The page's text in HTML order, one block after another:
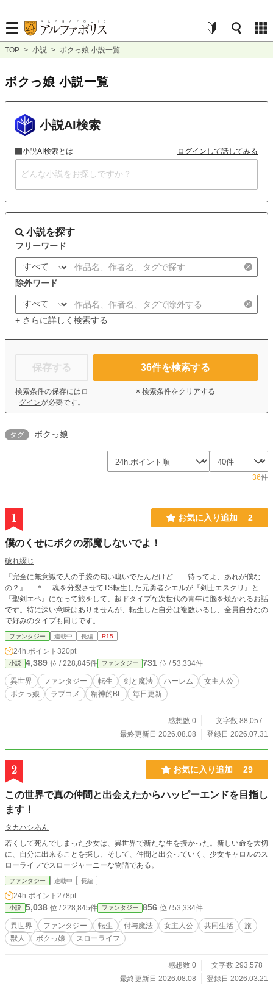
TOP > 小説 > ボクっ娘 小説一覧
ボクっ娘 小説一覧
小説AI検索
小説AI検索とは ログインして話してみる
小説を探す
フリーワード
除外ワード
+ さらに詳しく検索する
保存する
検索条件の保存には ロ
グインが必要です。
36件を検索する
× 検索条件をクリアする
タグ ボクっ娘
36件
1 お気に入り追加 2
僕のくせにボクの邪魔しないでよ！
破れ綴じ
『完全に無意識で人の手袋の匂い嗅いでたんだけど……待ってよ、あれが僕な
の？』 ＊ 魂を分裂させてTS転生した元勇者シエルが『剣士エスクリ』と
『聖剣エペ』になって旅をして、超ドタイプな次世代の青年に脳を焼かれるお話
です。特に深い意味はありませんが、転生した自分は複数いるし、全員自分なの
で好みのタイプも同じです。
ファンタジー 連載中 長編 R15
24h.ポイント 320pt
小説 4,389 位 / 228,845件 ファンタジー 731 位 / 53,334件
異世界 ファンタジー 転生 剣と魔法 ハーレム
女主人公
ボクっ娘
ラブコメ 精神的BL 毎日更新
感想数 0
文字数 88,057
最終更新日 2026.08.08
登録日 2026.07.31
2 お気に入り追加 29
この世界で真の仲間と出会えたからハッピーエンドを目指し
ます！
タカハシあん
若くして死んでしまった少女は、異世界で新たな生を授かった。新しい命を大切
に、自分に出来ることを探し、そして、仲間と出会っていく、少女キャロルのス
ローライフでスロージャーニーな物語である。
ファンタジー 連載中 長編
24h.ポイント 278pt
小説 5,038 位 / 228,845件 ファンタジー 856 位 / 53,334件
異世界 ファンタジー 転生 付与魔法 女主人公 共同生活
旅
獣人
ボクっ娘 スローライフ
感想数 0
文字数 293,578
最終更新日 2026.08.08
登録日 2026.03.21